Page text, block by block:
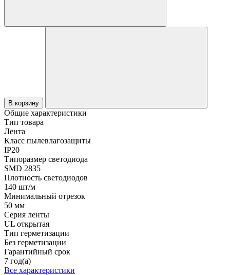
В корзину
Общие характеристики
Тип товара
Лента
Класс пылевлагозащиты
IP20
Типоразмер светодиода
SMD 2835
Плотность светодиодов
140 шт/м
Минимальный отрезок
50 мм
Серия ленты
UL открытая
Тип герметизации
Без герметизации
Гарантийный срок
7 год(а)
Все характеристики